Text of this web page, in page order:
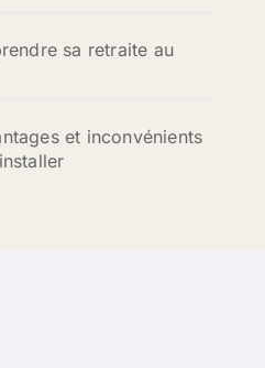
sa retraite au
et inconvénients